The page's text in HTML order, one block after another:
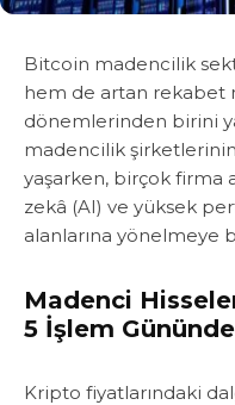
Bitcoin madencilik
hem de artan rekabet
dönemlerinden birini
madencilik
yaşarken, birçok firma
zekâ (AI) ve yüksek
alanlarına yönelmeye
Madenci
5 İşlem Gününde
Kripto fiyatlarındaki